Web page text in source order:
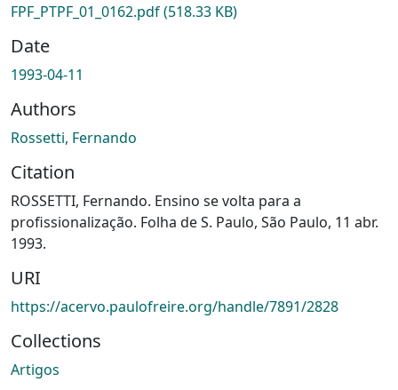
FPF_PTPF_01_0162.pdf(518.33 KB)
Date
1993-04-11
Authors
Rossetti, Fernando
Citation
ROSSETTI, Fernando. Ensino se volta para a
profissionalização. Folha de S. Paulo, São Paulo, 11 abr.
1993.
URI
https://acervo.paulofreire.org/handle/7891/2828
Collections
Artigos